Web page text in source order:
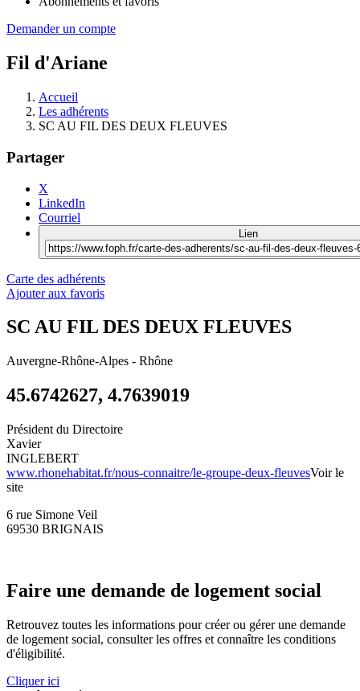
Demander un compte
Fil d'Ariane
Accueil
Les adhérents
SC AU FIL DES DEUX FLEUVES
Partager
X
LinkedIn
Courriel
Lien
Carte des adhérents
Ajouter aux favoris
SC AU FIL DES DEUX FLEUVES
Auvergne-Rhône-Alpes - Rhône
45.6742627, 4.7639019
Président du Directoire
Xavier
INGLEBERT
www.rhonehabitat.fr/nous-connaitre/le-groupe-deux-fleuvesVoir le
site
6 rue Simone Veil
69530 BRIGNAIS
Faire une demande de logement social
Retrouvez toutes les informations pour créer ou gérer une demande
de logement social, consulter les offres et connaître les conditions
d'éligibilité.
Cliquer ici